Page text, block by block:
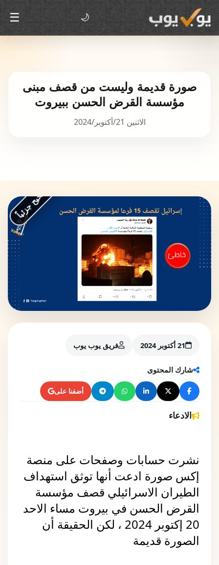
🌙
☰
صورة قديمة وليست من قصف مبنى
مؤسسة القرض الحسن ببيروت
الاثنين 21/أكتوبر/2024
غير صحيح جزئياً
21 أكتوبر 2024 فريق يوب يوب
شارك المحتوى
أضفنا على
الادعاء
الصورة قديمة